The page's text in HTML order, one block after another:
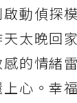
動偵探
太晚回
的情緒
心。幸